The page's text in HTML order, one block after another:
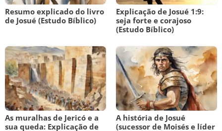
Resumo explicado do livro
de Josué (Estudo Bíblico)
Explicação de Josué 1:9:
seja forte e corajoso
(Estudo Bíblico)
As muralhas de Jericó e a
sua queda: Explicação de
A história de Josué
(sucessor de Moisés e líder